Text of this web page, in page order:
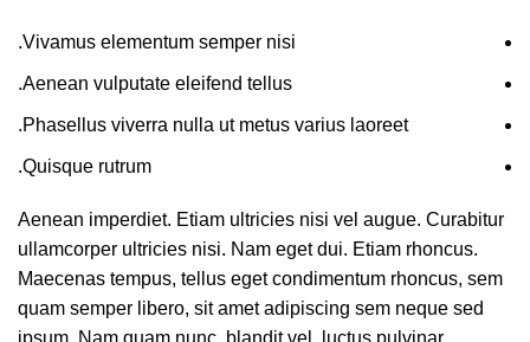
Vivamus elementum semper nisi.
Aenean vulputate eleifend tellus.
Phasellus viverra nulla ut metus varius laoreet.
Quisque rutrum.
Aenean imperdiet. Etiam ultricies nisi vel augue. Curabitur
ullamcorper ultricies nisi. Nam eget dui. Etiam rhoncus.
Maecenas tempus, tellus eget condimentum rhoncus, sem
quam semper libero, sit amet adipiscing sem neque sed
ipsum. Nam quam nunc, blandit vel, luctus pulvinar,